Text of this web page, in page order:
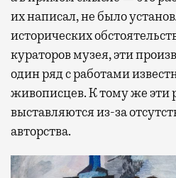
их написал, не было
исторических
кураторов музея, эти
один ряд с работами
живописцев. К тому же эти
выставляются из-за
авторства.